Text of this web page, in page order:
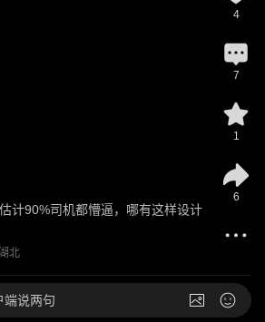
计90%司机都懵逼，哪有这样设计
北
4
7
1
6
端说两句